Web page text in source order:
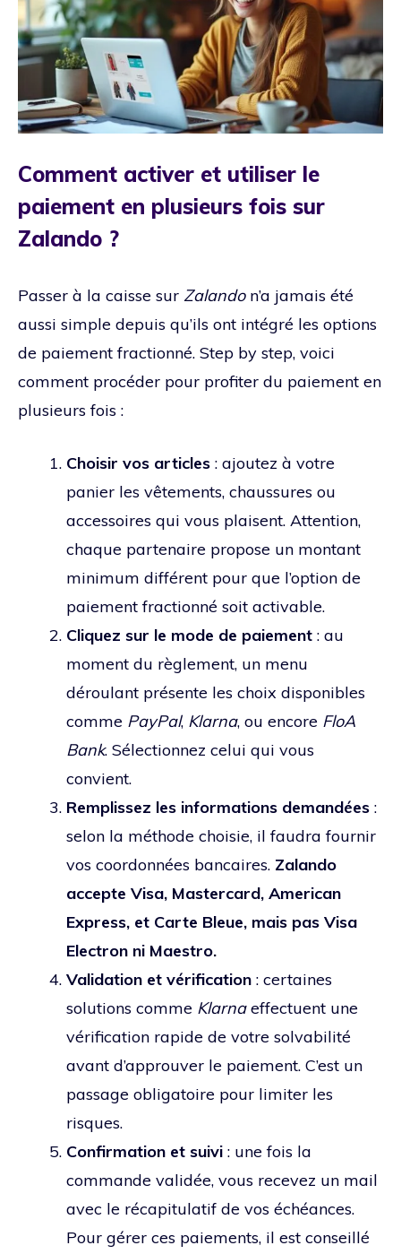
Comment activer et utiliser le
paiement en plusieurs fois sur
Zalando ?
Passer à la caisse sur Zalandon’a jamais été
aussi simple depuis qu’ils ont intégré les options
de paiement fractionné. Step by step, voici
comment procéder pour profiter du paiement en
plusieurs fois :
Choisir vos articles : ajoutez à votre
panier les vêtements, chaussures ou
accessoires qui vous plaisent. Attention,
chaque partenaire propose un montant
minimum différent pour que l’option de
paiement fractionné soit activable.
Cliquez sur le mode de paiement : au
moment du règlement, un menu
déroulant présente les choix disponibles
comme PayPal, Klarna, ou encore FloA
Bank. Sélectionnez celui qui vous
convient.
Remplissez les informations demandées :
selon la méthode choisie, il faudra fournir
vos coordonnées bancaires. Zalando
accepte Visa, Mastercard, American
Express, et Carte Bleue, mais pas Visa
Electron ni Maestro.
Validation et vérification : certaines
solutions comme Klarnaeffectuent une
vérification rapide de votre solvabilité
avant d’approuver le paiement. C’est un
passage obligatoire pour limiter les
risques.
Confirmation et suivi : une fois la
commande validée, vous recevez un mail
avec le récapitulatif de vos échéances.
Pour gérer ces paiements, il est conseillé